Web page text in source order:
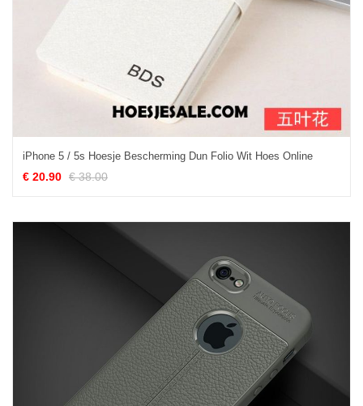
iPhone 5 / 5s Hoesje Bescherming Dun Folio Wit Hoes Online
€ 20.90 € 38.00